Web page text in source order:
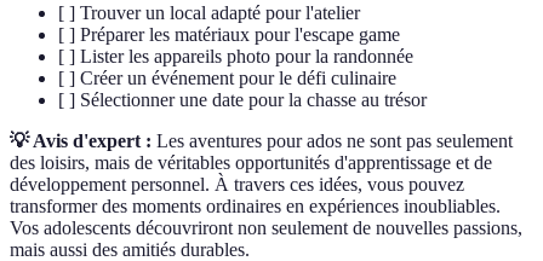
[ ] Trouver un local adapté pour l'atelier
[ ] Préparer les matériaux pour l'escape game
[ ] Lister les appareils photo pour la randonnée
[ ] Créer un événement pour le défi culinaire
[ ] Sélectionner une date pour la chasse au trésor
💡 Avis d'expert : Les aventures pour ados ne sont pas seulement
des loisirs, mais de véritables opportunités d'apprentissage et de
développement personnel. À travers ces idées, vous pouvez
transformer des moments ordinaires en expériences inoubliables.
Vos adolescents découvriront non seulement de nouvelles passions,
mais aussi des amitiés durables.